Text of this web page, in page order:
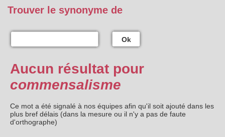
Trouver le synonyme de
Ok
Aucun résultat pour
commensalisme
Ce mot a été signalé à nos équipes afin qu'il soit ajouté dans les
plus bref délais (dans la mesure ou il n'y a pas de faute
d'orthographe)